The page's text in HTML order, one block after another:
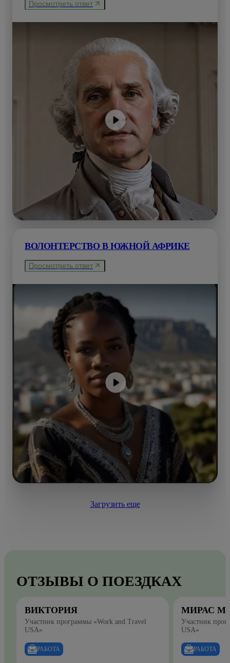
Просмотреть ответ
ВОЛОНТЕРСТВО В ЮЖНОЙ АФРИКЕ
Просмотреть ответ
Загрузить еще
ОТЗЫВЫ О ПОЕЗДКАХ
ВИКТОРИЯ
Участник программы «Work and Travel
USA»
РАБОТА
МИРАС
Участник
USA»
РАБОТА